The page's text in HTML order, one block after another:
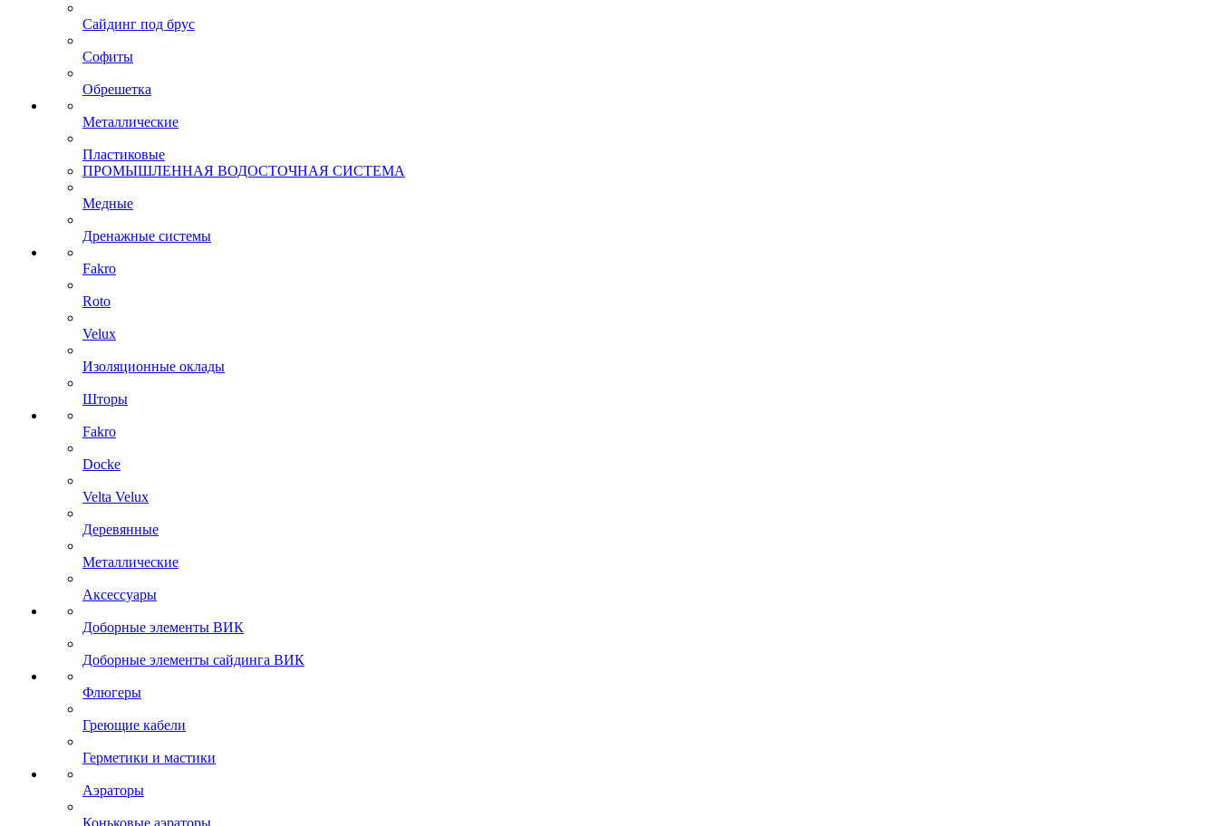
Сайдинг под брус
Софиты
Обрешетка
Металлические
Пластиковые
ПРОМЫШЛЕННАЯ ВОДОСТОЧНАЯ СИСТЕМА
Медные
Дренажные системы
Fakro
Roto
Velux
Изоляционные оклады
Шторы
Fakro
Docke
Velta Velux
Деревянные
Металлические
Аксессуары
Доборные элементы ВИК
Доборные элементы сайдинга ВИК
Флюгеры
Греющие кабели
Герметики и мастики
Аэраторы
Коньковые аэраторы